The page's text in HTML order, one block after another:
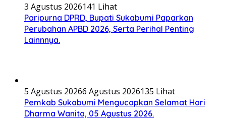
3 Agustus 2026141 Lihat
Paripurna DPRD, Bupati Sukabumi Paparkan
Perubahan APBD 2026, Serta Perihal Penting
Lainnnya.
5 Agustus 20266 Agustus 2026135 Lihat
Pemkab Sukabumi Mengucapkan Selamat Hari
Dharma Wanita, 05 Agustus 2026.